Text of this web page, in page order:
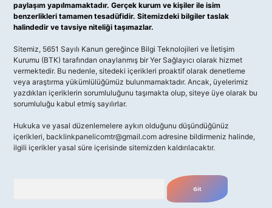
paylaşım yapılmamaktadır. Gerçek kurum ve kişiler ile isim
benzerlikleri tamamen tesadüfidir. Sitemizdeki bilgiler taslak
halindedir ve tavsiye niteliği taşımazlar.
Sitemiz, 5651 Sayılı Kanun gereğince Bilgi Teknolojileri ve İletişim
Kurumu (BTK) tarafından onaylanmış bir Yer Sağlayıcı olarak hizmet
vermektedir. Bu nedenle, sitedeki içerikleri proaktif olarak denetleme
veya araştırma yükümlülüğümüz bulunmamaktadır. Ancak, üyelerimiz
yazdıkları içeriklerin sorumluluğunu taşımakta olup, siteye üye olarak bu
sorumluluğu kabul etmiş sayılırlar.
Hukuka ve yasal düzenlemelere aykırı olduğunu düşündüğünüz
içerikleri, backlinkpanelicomtr@gmail.com adresine bildirmeniz halinde,
ilgili içerikler yasal süre içerisinde sitemizden kaldırılacaktır.